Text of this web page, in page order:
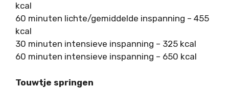
kcal
60 minuten lichte/gemiddelde inspanning – 455
kcal
30 minuten intensieve inspanning – 325 kcal
60 minuten intensieve inspanning – 650 kcal
Touwtje springen